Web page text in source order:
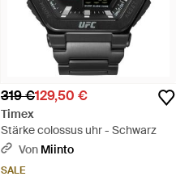
319 €129,50 €
Timex
Stärke colossus uhr - Schwarz
Von Miinto
SALE